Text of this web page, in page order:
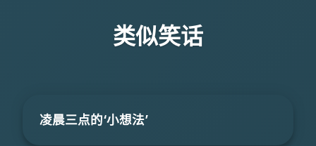
类似笑话
凌晨三点的‘小想法’